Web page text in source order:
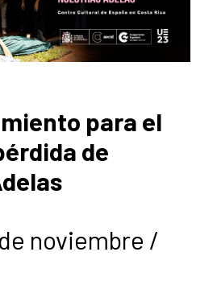
para el
de
noviembre /